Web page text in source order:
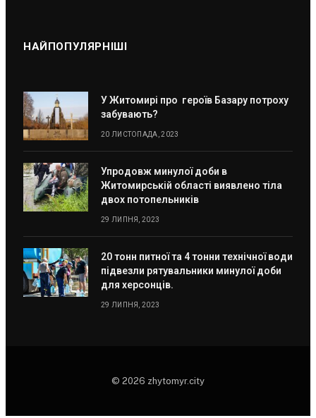
НАЙПОПУЛЯРНІШІ
У Житомирі про героїв Базару потроху
забувають?
20 ЛИСТОПАДА, 2023
Упродовж минулої доби в
Житомирській області виявлено тіла
двох потопельників
29 ЛИПНЯ, 2023
20 тонн питної та 4 тонни технічної води
підвезли рятувальники минулої доби
для херсонців.
29 ЛИПНЯ, 2023
© 2026 zhytomyr.city